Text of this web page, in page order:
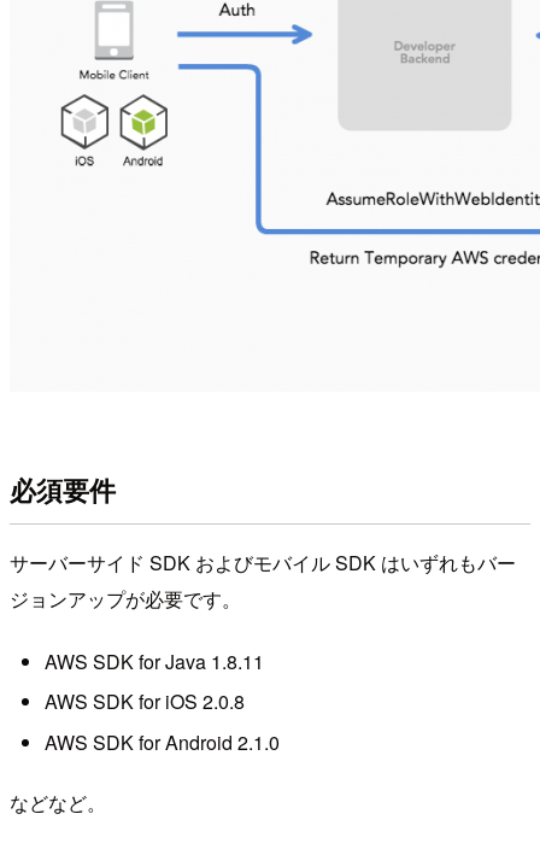
必須要件
サーバーサイド SDK およびモバイル SDK はいずれもバー
ジョンアップが必要です。
AWS SDK for Java 1.8.11
AWS SDK for iOS 2.0.8
AWS SDK for Android 2.1.0
などなど。